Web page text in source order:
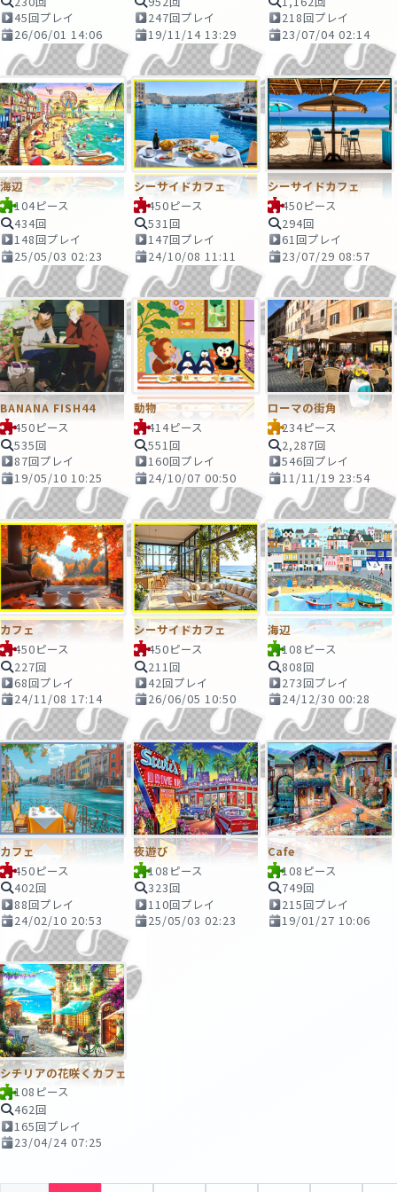
45回プレイ
26/06/01 14:06
247回プレイ
19/11/14 13:29
218回プレイ
23/07/04 02:14
海辺
104ピース
434回
148回プレイ
25/05/03 02:23
シーサイドカフェ
450ピース
531回
147回プレイ
24/10/08 11:11
シーサイドカフェ
450ピース
294回
61回プレイ
23/07/29 08:57
BANANA FISH44
450ピース
535回
87回プレイ
19/05/10 10:25
動物
414ピース
551回
160回プレイ
24/10/07 00:50
ローマの街角
234ピース
2,287回
546回プレイ
11/11/19 23:54
カフェ
450ピース
227回
68回プレイ
24/11/08 17:14
シーサイドカフェ
450ピース
211回
42回プレイ
26/06/05 10:50
海辺
108ピース
808回
273回プレイ
24/12/30 00:28
カフェ
450ピース
402回
88回プレイ
24/02/10 20:53
夜遊び
108ピース
323回
110回プレイ
25/05/03 02:23
Cafe
108ピース
749回
215回プレイ
19/01/27 10:06
シチリアの花咲くカフェ
108ピース
462回
165回プレイ
23/04/24 07:25